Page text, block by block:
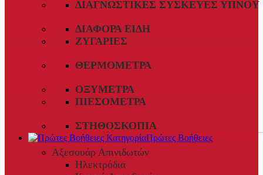
ΔΙΑΓΝΩΣΤΙΚΈΣ ΣΥΣΚΕΥΈΣ ΎΠΝΟΥ
ΔΙΆΦΟΡΑ ΕΊΔΗ
ΖΥΓΑΡΙΈΣ
ΘΕΡΜΌΜΕΤΡΑ
ΟΞΎΜΕΤΡΑ
ΠΙΕΣΌΜΕΤΡΑ
ΣΤΗΘΟΣΚΌΠΙΑ
Πρώτες Βοήθειες
Αξεσουάρ Απινιδωτών
Ηλεκτρόδια